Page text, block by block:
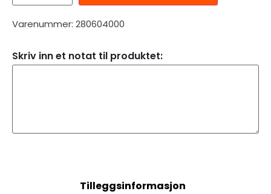
Varenummer: 280604000
Skriv inn et notat til produktet:
Tilleggsinformasjon